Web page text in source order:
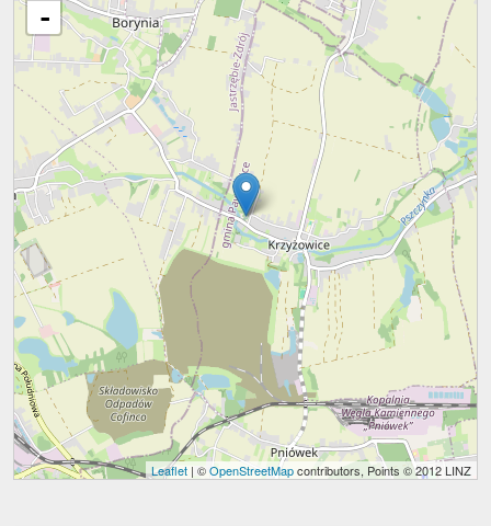
-
Leaflet | ©OpenStreetMapcontributors, Points © 2012 LINZ